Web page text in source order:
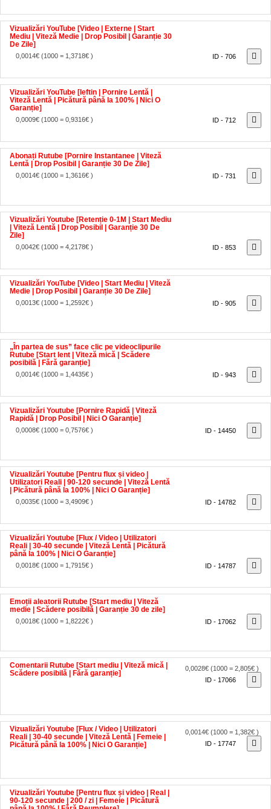
Vizualizări YouTube [Video | Externe | Start
Mediu | Viteză Medie | Drop Posibil | Garanție 30
De Zile]
0,0014€
Vizualizări YouTube [Ieftin | Pornire Lentă |
Viteză Lentă | Picătură până la 100% | Nici O
Garanție]
0,0009€(1000 = 0,9316€ )
Abonați Rutube [Pornire Instantanee | Viteză
Lentă | Drop Posibil | Garanție 30 De Zile]
0,0014€(1000 = 1,3616€ )
Vizualizări Youtube [Retenție 0-1M | Start Mediu
| Viteză Lentă | Drop Posibil | Garanție 30 De
Zile]
0,0042€
Vizualizări YouTube [Video | Start Mediu | Viteză
Medie | Drop Posibil | Garanție 30 De Zile]
0,0013€(1000 = 1,2592€ )
„În partea de sus” face clic pe videoclipurile
Rutube [Start lent | Viteză mică | Scădere
posibilă | Fără garanție]
0,0014€ (1000 = 1,4435€ )
Vizualizări Youtube [Pornire Rapidă | Viteză
Rapidă | Drop Posibil | Nici O Garanție]
0,0008€(1000 = 0,7576€ )
Vizualizări Youtube [Pentru flux și video |
Utilizatori Reali | 90-120 secunde | Viteză Lentă
| Picătură până la 100% | Nici O Garanție]
0,0035€(1000 = 3,4909€ )
Vizualizări Youtube [Flux / Video | Utilizatori
Reali | 30-40 secunde | Viteză Lentă | Picătură
până la 100% | Nici O Garanție]
0,0018€(1000 = 1,7915€ )
Emoții aleatorii Rutube [Start mediu | Viteză
medie | Scădere posibilă | Garanție 30 de zile]
0,0018€(1000 = 1,8222€ )
Comentarii Rutube [Start mediu | Viteză mică |
Scădere posibilă | Fără garanție]
0,0028€(1000 = 2,805€ )
ID - 17066
Vizualizări Youtube [Flux / Video | Utilizatori
Reali | 30-40 secunde | Viteză Lentă | Femeie |
Picătură până la 100% | Nici O Garanție]
0,0014€(1000 = 1,382€ )
ID - 17747
Vizualizări Youtube [Pentru flux și video | Real |
90-120 secunde | 200 / zi | Femeie | Picătură
până la 100% | Fără Reumplere]